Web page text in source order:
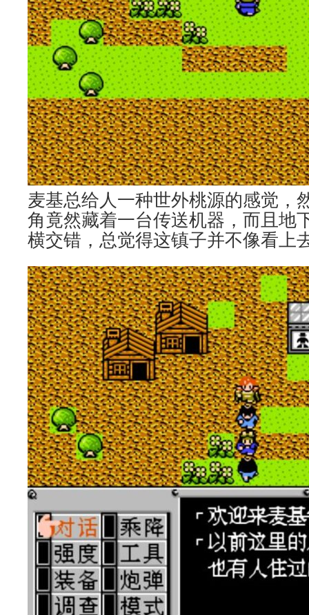
麦基总给人一种世外桃源的感觉，
角竟然藏着一台传送机器，而且地
横交错，总觉得这镇子并不像看上